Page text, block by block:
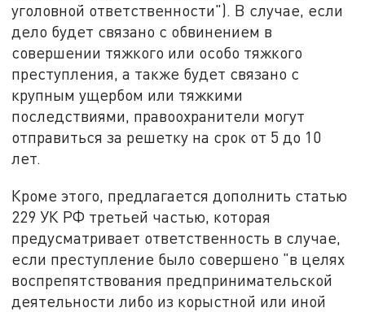
уголовной ответственности"). В случае, если
дело будет связано с обвинением в
совершении тяжкого или особо тяжкого
преступления, а также будет связано с
крупным ущербом или тяжкими
последствиями, правоохранители могут
отправиться за решетку на срок от 5 до 10
лет.
Кроме этого, предлагается дополнить статью
229 УК РФ третьей частью, которая
предусматривает ответственность в случае,
если преступление было совершено "в целях
воспрепятствования предпринимательской
деятельности либо из корыстной или иной